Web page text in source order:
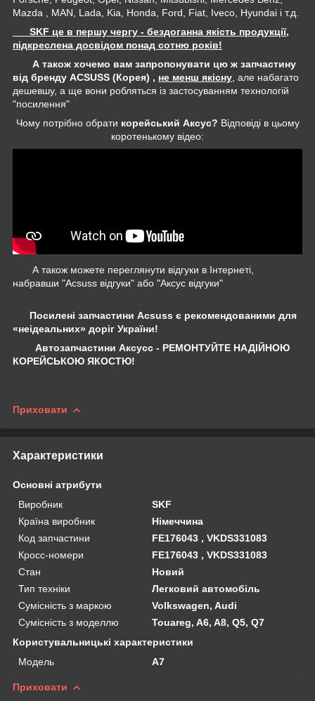
Mazda , MAN, Lada, Kia, Honda, Ford, Fiat, Iveco, Hyundai і т.д.
SKF це в першу чергу - бездоганна якість продукції,
підкреслена досвідом понад сотню років!
А також хочемо вам запропонувати цю ж запчастину
від бренду ACSUSS (Корея) , не менш якісну , але набагато
дешевшу, а ще вони робляться із застосуванням технологій
"посилення"
Чому потрібно обрати корейський Аксус? Відповіді в цьому
коротенькому відео:
А також можете переглянути відгуки в Інтернеті,
набравши "Acsuss відгуки" або "Аксус відгуки"
Посилені запчастини Acsuss є рекомендованими для
«неідеальних» доріг України!
Автозапчастини Аксусс - РЕМОНТУЙТЕ НАДІЙНОЮ
КОРЕЙСЬКОЮ ЯКОСТЮ!
Приховати
Характеристики
Основні атрибути
Виробник
SKF
Країна виробник
Німеччина
Код запчастини
FE176043 , VKDS331083
Кросс-номери
FE176043 , VKDS331083
Стан
Новий
Тип техніки
Легковий автомобіль
Сумісність з маркою
Volkswagen, Audi
Сумісність з моделлю
Touareg, A6, A8, Q5, Q7
Користувальницькі характеристики
Мoдель
A7
Приховати